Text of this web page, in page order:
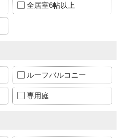
全居室6帖以上
ルーフバルコニー
専用庭